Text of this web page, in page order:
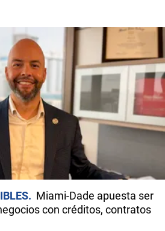
Miami-Dade apuesta ser
con créditos, contratos